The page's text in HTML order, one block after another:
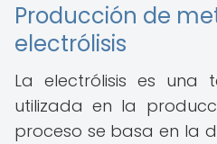
Producción de
electrólisis
La electrólisis es una
utilizada en la
proceso se basa en la